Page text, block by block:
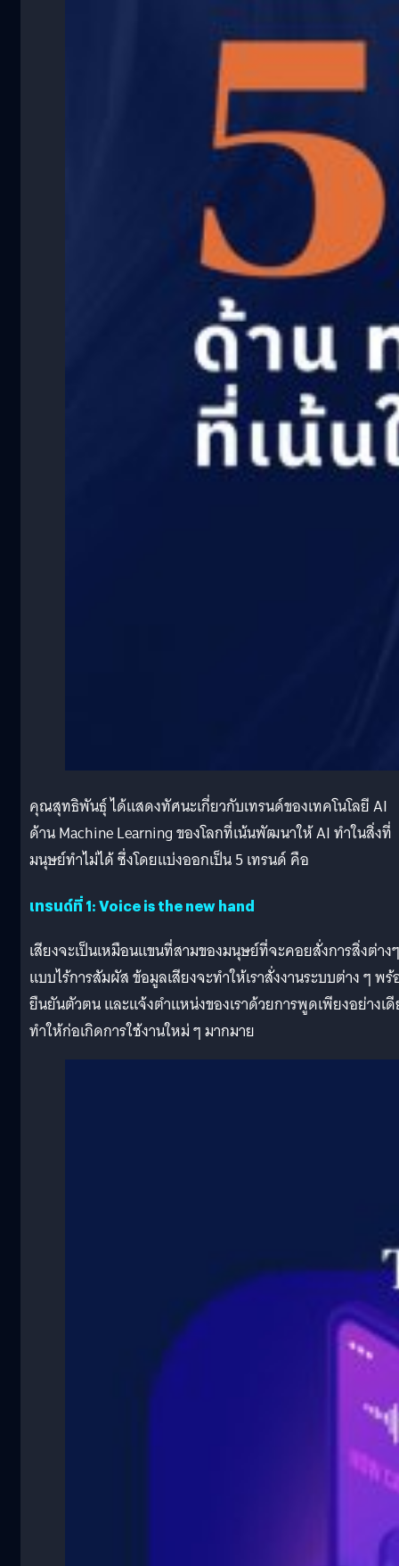
คุณสุทธิพันธุ์ ได้แสดงทัศนะเกี่ยวกับเทรนด์ของเทคโนโลยี AI
ด้าน Machine Learning ของโลกที่เน้นพัฒนาให้ AI ทำในสิ่งที่
มนุษย์ทำไม่ได้ ซึ่งโดยแบ่งออกเป็น 5 เทรนด์ คือ
เทรนด์ที่ 1: Voice is the new hand
เสียงจะเป็นเหมือนแขนที่สามของมนุษย์ที่จะคอยสั่งการสิ่งต่างๆ
แบบไร้การสัมผัส ข้อมูลเสียงจะทำให้เราสั่งงานระบบต่าง ๆ พ
ยืนยันตัวตน และแจ้งตำแหน่งของเราด้วยการพูดเพียงอย่างเ
ทำให้ก่อเกิดการใช้งานใหม่ ๆ มากมาย